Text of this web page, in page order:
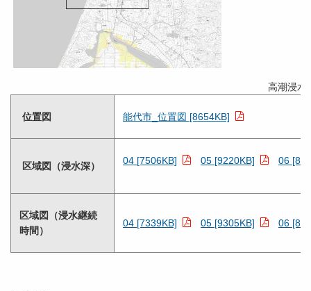
高潮浸水
位置図 能代市_位置図 [8654KB]
区域図（浸水深） 04 [7506KB] 05 [9220KB] 06
区域図（浸水継続
時間）
04 [7339KB] 05 [9305KB] 06